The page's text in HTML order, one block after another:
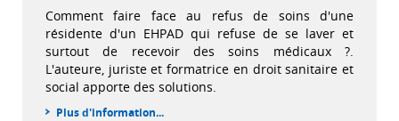
Comment faire face au refus de soins d'une
résidente d'un EHPAD qui refuse de se laver et
surtout de recevoir des soins médicaux ?.
L'auteure, juriste et formatrice en droit sanitaire et
social apporte des solutions.
Plus d'information...